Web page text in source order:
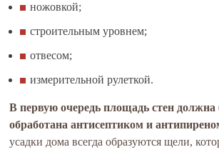
ножовкой;
строительным уровнем;
отвесом;
измерительной рулеткой.
В первую очередь площадь стен
обработана антисептиком и
усадки дома всегда образуются щели,